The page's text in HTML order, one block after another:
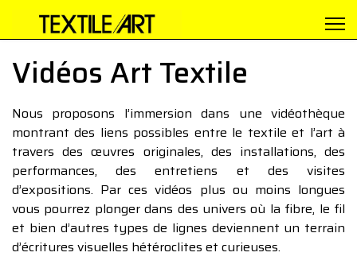
Vidéos Art Textile
Nous proposons l’immersion dans une vidéothèque
montrant des liens possibles entre le textile et l’art à
travers des œuvres originales, des installations, des
performances, des entretiens et des visites
d’expositions. Par ces vidéos plus ou moins longues
vous pourrez plonger dans des univers où la fibre, le fil
et bien d’autres types de lignes deviennent un terrain
d’écritures visuelles hétéroclites et curieuses.